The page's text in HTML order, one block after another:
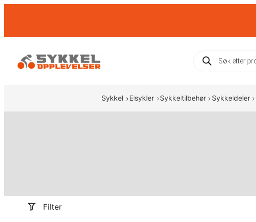
Products
search
Sykkel Elsykler Sykkeltilbehør Sykkeldeler
Filter